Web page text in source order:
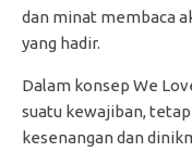
dan minat membaca
yang hadir.
Dalam konsep We
suatu kewajiban,
kesenangan dan